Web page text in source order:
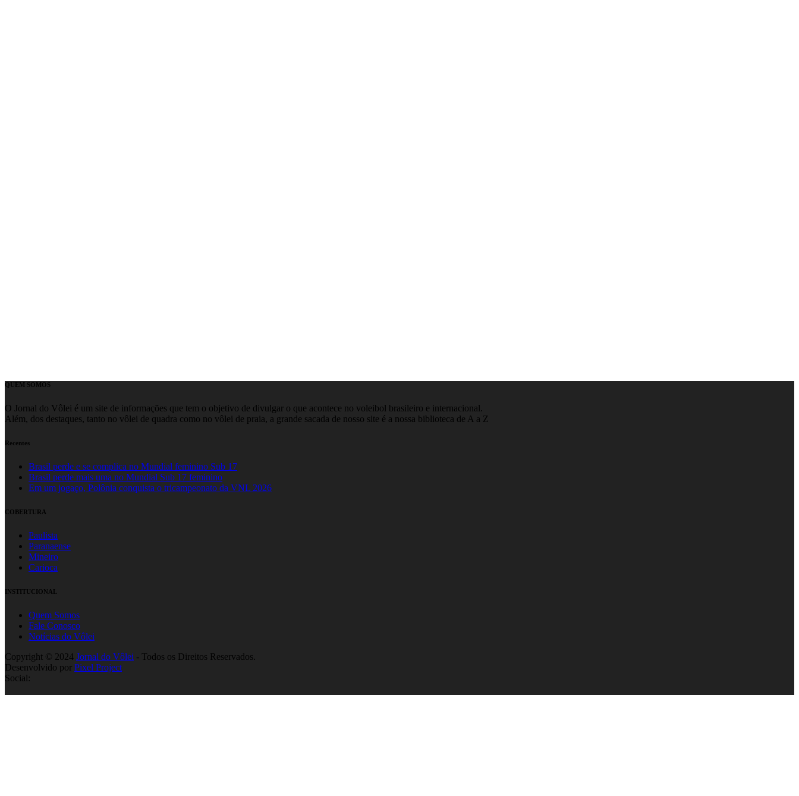
QUEM SOMOS
O Jornal do Vôlei é um site de informações que tem o objetivo de divulgar o que acontece no voleibol brasileiro e internacional.
Além, dos destaques, tanto no vôlei de quadra como no vôlei de praia, a grande sacada de nosso site é a nossa biblioteca de A a Z
Recentes
Brasil perde e se complica no Mundial feminino Sub 17
Brasil perde mais uma no Mundial Sub 17 feminino
Em um jogaço, Polônia conquista o tricampeonato da VNL 2026
COBERTURA
Paulista
Paranaense
Mineiro
Carioca
INSTITUCIONAL
Quem Somos
Fale Conosco
Notícias do Vôlei
Copyright © 2024 Jornal do Vôlei - Todos os Direitos Reservados.
Desenvolvido por Pixel Project
Social: